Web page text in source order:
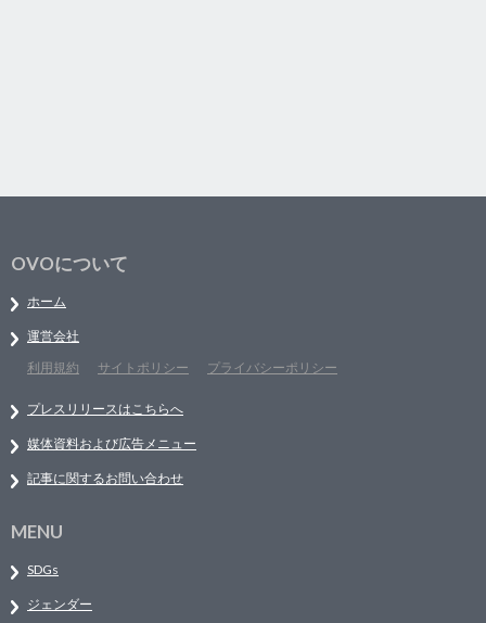
OVOについて
ホーム
運営会社
利用規約
サイトポリシー プライバシーポリシー
プレスリリースはこちらへ
媒体資料および広告メニュー
記事に関するお問い合わせ
MENU
SDGs
ジェンダー